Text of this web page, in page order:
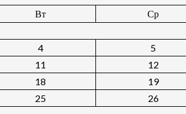
Вт Ср
4 5
11 12
18 19
25 26